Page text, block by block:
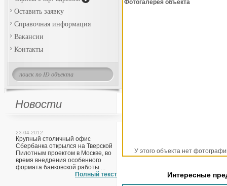
Оставить заявку
Справочная информация
Вакансии
Контакты
Новости
23-04-2012
Крупный столичный офис
Сбербанка открылся на Тверской
Пилотным проектом в Москве, во
время внедрения особенного
формата банковской работы ...
Полный текст
Фотогалерея объекта
У этого объекта нет
Интересные